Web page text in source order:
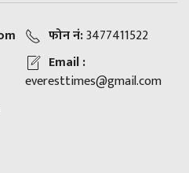
फोन नं:3477411522
Email :
everesttimes@gmail.com